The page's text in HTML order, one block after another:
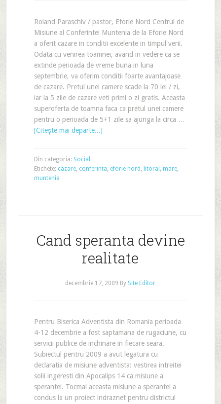
Roland Paraschiv / pastor, Eforie Nord Centrul de
Misiune al Conferintei Muntenia de la Eforie Nord
a oferit cazare in conditii excelente in timpul verii.
Odata cu venirea toamnei, avand in vedere ca se
extinde perioada de vreme buna in luna
septembrie, va oferim conditii foarte avantajoase
de cazare. Pretul unei camere scade la 70 lei / zi,
iar la 5 zile de cazare veti primi o zi gratis. Aceasta
superoferta de toamna faca ca pretul unei camere
pentru o perioada de 5+1 zile sa ajunga la circa …
[Citeşte mai departe...]
Din categoria: Social
Etichete: cazare, conferinta, eforie nord , litoral , mare,
muntenia
Cand speranta devine
realitate
decembrie 17, 2009 By Site Editor
Pentru Biserica Adventista din Romania perioada
4-12 decembrie a fost saptamana de rugaciune, cu
servicii publice de inchinare in fiecare seara.
Subiectul pentru 2009 a avut legatura cu
declaratia de misiune adventista: vestirea intreitei
solii ingeresti din Apocalips 14 ca misiune a
sperantei. Tocmai aceasta misiune a sperantei a
condus la un proiect indraznet pentru districtul